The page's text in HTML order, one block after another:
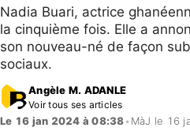
Nadia Buari, actrice
la cinquième fois. Elle a
son nouveau-né de façon
sociaux.
Angèle M. ADANLE
Voir tous ses articles
Le 16 jan 2024 à 08:38• MàJ le 16